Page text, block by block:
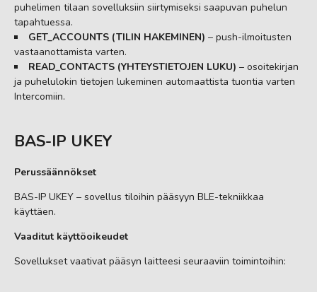
puhelimen tilaan sovelluksiin siirtymiseksi saapuvan puhelun
tapahtuessa.
GET_ACCOUNTS (TILIN HAKEMINEN) – push-ilmoitusten
vastaanottamista varten.
READ_CONTACTS (YHTEYSTIETOJEN LUKU) – osoitekirjan
ja puhelulokin tietojen lukeminen automaattista tuontia varten
Intercomiin.
BAS-IP UKEY
Perussäännökset
BAS-IP UKEY – sovellus tiloihin pääsyyn BLE-tekniikkaa
käyttäen.
Vaaditut käyttöoikeudet
Sovellukset vaativat pääsyn laitteesi seuraaviin toimintoihin: